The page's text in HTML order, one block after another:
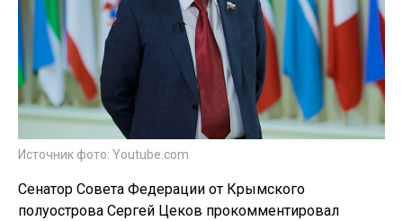
Источник фото: Youtube.com
Сенатор Совета Федерации от Крымского
полуострова Сергей Цеков прокомментировал